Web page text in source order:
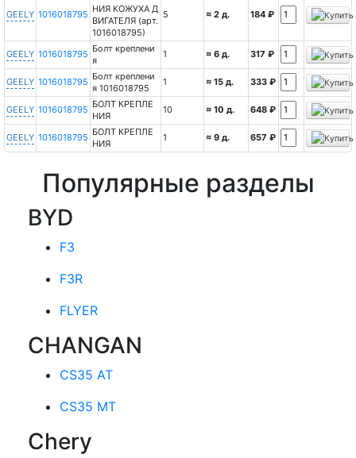
GEELY 1016018795 НИЯ КОЖУХА Д
ВИГАТЕЛЯ (арт.
1016018795)
5 ≈ 2 д. 184 ₽
GEELY 1016018795 Болт креплени
я
1 ≈ 6 д. 317 ₽
GEELY 1016018795 Болт креплени
я 1016018795
1 ≈ 15 д. 333 ₽
GEELY 1016018795 БОЛТ КРЕПЛЕ
НИЯ
10 ≈ 10 д. 648 ₽
GEELY 1016018795 БОЛТ КРЕПЛЕ
НИЯ
1 ≈ 9 д. 657 ₽
Популярные разделы
BYD
F3
F3R
FLYER
CHANGAN
CS35 AT
CS35 MT
Chery